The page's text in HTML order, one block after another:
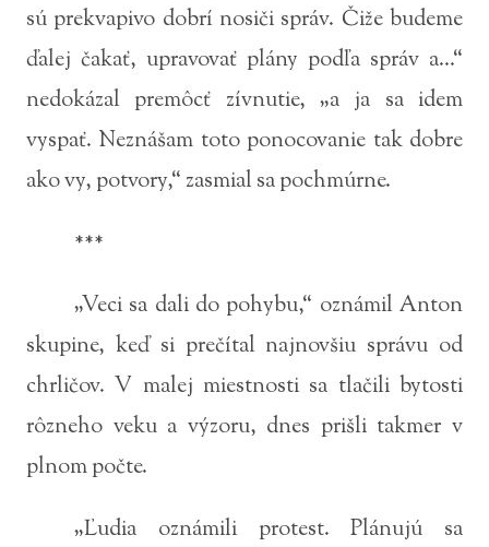
sú prekvapivo dobrí nosiči správ. Čiže budeme
ďalej čakať, upravovať plány podľa správ a...“
nedokázal premôcť zívnutie, „a ja sa idem
vyspať. Neznášam toto ponocovanie tak dobre
ako vy, potvory,“ zasmial sa pochmúrne.
***
„Veci sa dali do pohybu,“ oznámil Anton
skupine, keď si prečítal najnovšiu správu od
chrličov. V malej miestnosti sa tlačili bytosti
rôzneho veku a výzoru, dnes prišli takmer v
plnom počte.
„Ľudia oznámili protest. Plánujú sa